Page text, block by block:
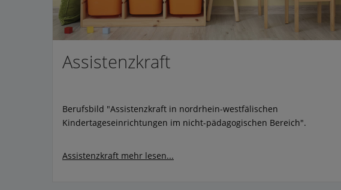
Assistenzkraft
Berufsbild "Assistenzkraft in nordrhein-westfälischen
Kindertageseinrichtungen im nicht-pädagogischen Bereich".
Assistenzkraft mehr lesen...